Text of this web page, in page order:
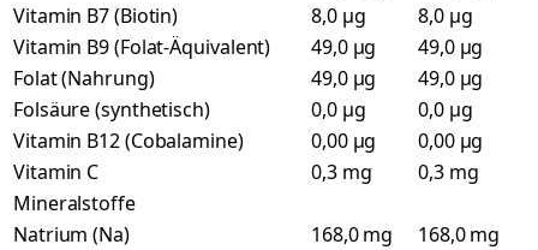
Vitamin B7 (Biotin)
8,0 µg
8,0 µg
Vitamin B9 (Folat-Äquivalent)
49,0 µg
49,0 µg
Folat (Nahrung)
49,0 µg
49,0 µg
Folsäure (synthetisch)
0,0 µg
0,0 µg
Vitamin B12 (Cobalamine)
0,00 µg
0,00 µg
Vitamin C
0,3 mg
0,3 mg
Mineralstoffe
Natrium (Na)
168,0 mg
168,0 mg